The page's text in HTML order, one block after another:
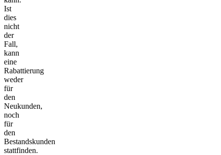
Ist
dies
nicht
der
Fall,
kann
eine
Rabattierung
weder
für
den
Neukunden,
noch
für
den
Bestandskunden
stattfinden.